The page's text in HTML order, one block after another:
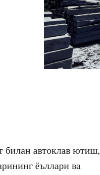
билан автоклав ютиш,
ёъллари ва